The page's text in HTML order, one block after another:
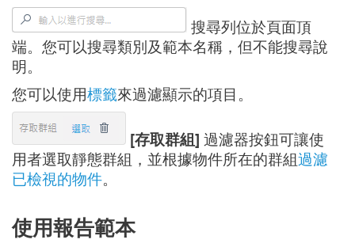
搜尋列位於頁面頂
端。您可以搜尋類別及範本名稱，但不能搜尋說
明。
您可以使用標籤來過濾顯示的項目。
[存取群組] 過濾器按鈕可讓使
用者選取靜態群組，並根據物件所在的群組過濾
已檢視的物件。
使用報告範本